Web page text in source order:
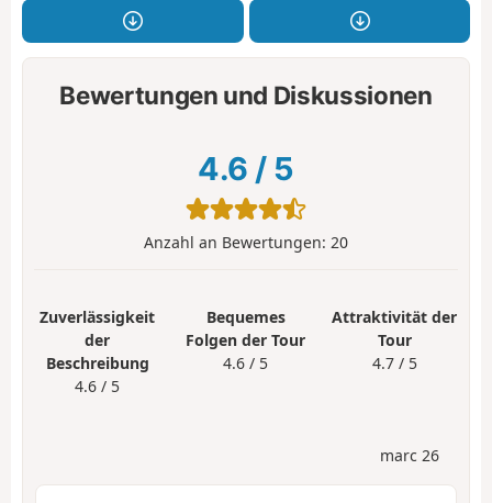
Bewertungen und Diskussionen
4.6 / 5
Anzahl an Bewertungen: 20
Zuverlässigkeit
der
Beschreibung
4.6 / 5
Bequemes
Folgen der Tour
4.6 / 5
Attraktivität der
Tour
4.7 / 5
marc 26